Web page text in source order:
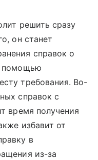
решить сразу
он станет
справок о
помощью
требования. Во-
справок с
время получения
избавит от
в
из-за